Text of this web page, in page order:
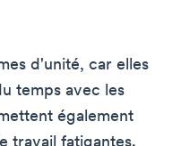
d'unité, car elles
temps avec les
également
travail fatigantes.